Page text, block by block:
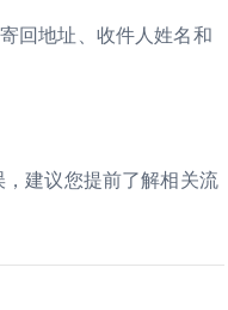
回地址、收件人姓名和
建议您提前了解相关流